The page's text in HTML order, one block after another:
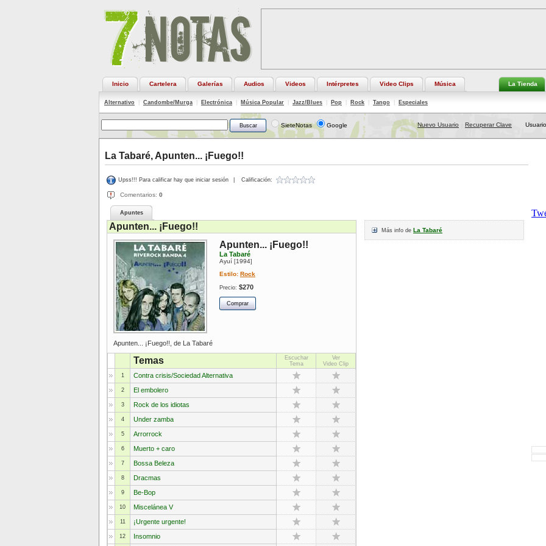
Inicio Cartelera Galerías Audios Videos Intérpretes Video Clips Música La Tienda
Alternativo Candombe/Murga Electrónica Música Popular Jazz/Blues Pop Rock Tango Especiales
SieteNotas Google Nuevo Usuario Recuperar Clave
La Tabaré, Apunten... ¡Fuego!!
Upss!!! Para calificar hay que iniciar sesión Calificación:
Comentarios: 0
Apuntes
Más info de La Tabaré
Apunten... ¡Fuego!!
Apunten... ¡Fuego!!
La Tabaré
Ayuí [1994]
Estilo: Rock
Precio: $270
Apunten... ¡Fuego!!, de La Tabaré
Temas
Escuchar
Tema
Ver
Video Clip
1
Contra crisis/Sociedad Alternativa
2 El embolero
3 Rock de los idiotas
4 Under zamba
5 Arrorrock
6 Muerto + caro
7 Bossa Beleza
8 Dracmas
9 Be-Bop
10 Miscelánea V
11 ¡Urgente urgente!
12 Insomnio